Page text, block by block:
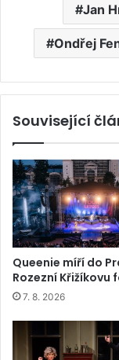
Jan
Ondřej
Související
Queenie míří do
Rozezní Křižíkovu
7. 8. 2026